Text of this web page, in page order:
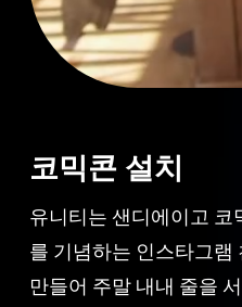
코믹콘 설치
유니티는 샌디에이고 코
를 기념하는 인스타그램
만들어 주말 내내 줄을